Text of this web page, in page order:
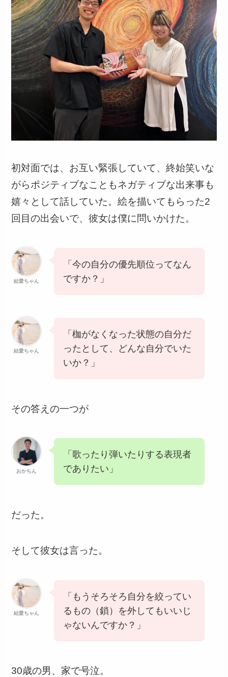
初対面では、お互い緊張していて、終始笑いな
がらポジティブなこともネガティブな出来事も
嬉々として話していた。絵を描いてもらった2
回目の出会いで、彼女は僕に問いかけた。
結愛ちゃん
「今の自分の優先順位ってなん
ですか？」
結愛ちゃん
「枷がなくなった状態の自分だ
ったとして、どんな自分でいた
いか？」
その答えの一つが
おかちん
「歌ったり弾いたりする表現者
でありたい」
だった。
そして彼女は言った。
結愛ちゃん
「もうそろそろ自分を絞ってい
るもの（鎖）を外してもいいじ
ゃないんですか？」
30歳の男、家で号泣。